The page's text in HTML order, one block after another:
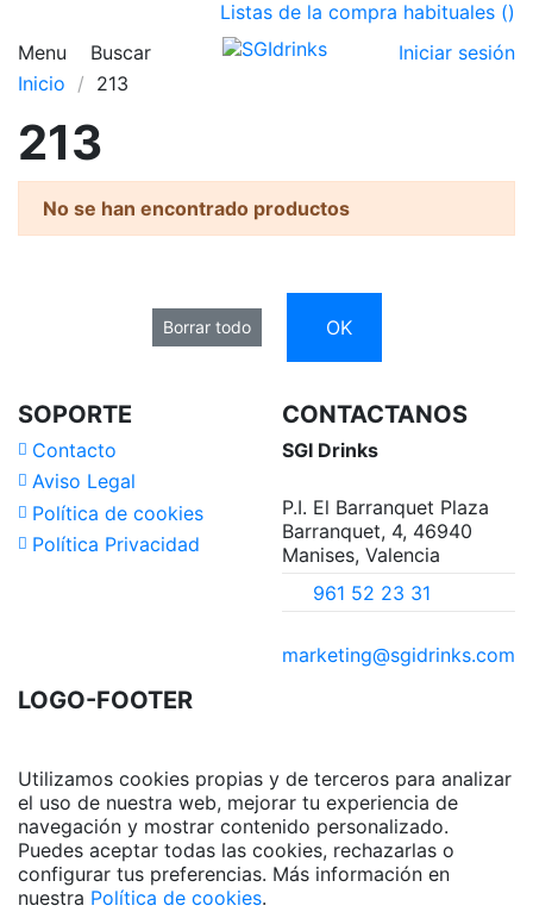
Listas de la compra habituales ()
Menu
Buscar
Iniciar sesión
Inicio
213
213
No se han encontrado productos
Borrar todo OK
SOPORTE
Contacto
Aviso Legal
Política de cookies
Política Privacidad
CONTACTANOS
SGI Drinks
P.I. El Barranquet Plaza
Barranquet, 4, 46940
Manises, Valencia
961 52 23 31
marketing@sgidrinks.com
LOGO-FOOTER
Utilizamos cookies propias y de terceros para analizar
el uso de nuestra web, mejorar tu experiencia de
navegación y mostrar contenido personalizado.
Puedes aceptar todas las cookies, rechazarlas o
configurar tus preferencias. Más información en
nuestra Política de cookies.